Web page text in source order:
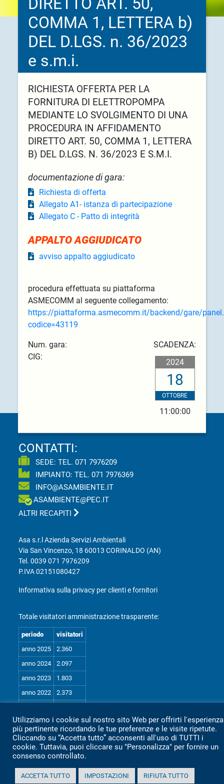
COMMA 1, LETTERA b)
DEL D.LGS. n. 36/2023
e s.m.i.
RICHIESTA OFFERTA PER LA
FORNITURA DI ELETTROPOMPA
MEDIANTE LO SVOLGIMENTO DI UNA
PROCEDURA IN AFFIDAMENTO
DIRETTO ART. 50, COMMA 1, LETTERA
B) DEL D.LGS. N. 36/2023 E S.M.I.
documentazione di gara:
Richiesta di offerta
Allegato A1- istanza di partecipazione
Allegato C - Patto di integrità
APPALTO AGGIUDICATO
avviso appalto aggiudicato
procedura effettuata su piattaforma
ASMECOMM al seguente collegamento:
https://piattaforma.asmecomm.it/backend/gare/
codice=43119
Num. gara:
CIG:
SCADENZA:
2024
18
OTTOBRE
11:00:00
CONTATTI:
SEDE: TEL.071 7976209
IMPIANTO: TEL.071 7976369
INFO@ASAMBIENTE.IT
ASAMBIENTE@PEC.IT
ALTRI RECAPITI
Asa s.r.l Azienda Servizi Ambientali
Via San Vincenzo, 18 60013 CORINALDO (AN)
Tel.0039 071 7976209
P.IVA 02151080427
Informativa sulla privacy per clienti e fornitori
Totale visitatori amministrazione trasparente:
periodo
visitatori
anno 2025
2.360
anno 2024
2.097
anno 2023
1.803
anno 2022
2.373
anno 2020
1.307
Mappa Amministrazione Trasparente (XML)
Utilizziamo i cookie sul nostro sito Web per offrirti l'esperienza
più pertinente ricordando le tue preferenze e le visite ripetute.
Cliccando su “Accetta tutto” acconsenti all'uso di TUTTI i
cookie. Tuttavia, puoi cliccare su "Personalizza" per fornire un
consenso controllato.
ACCETTA TUTTO IMPOSTAZIONI RIFIUTA TUTTO